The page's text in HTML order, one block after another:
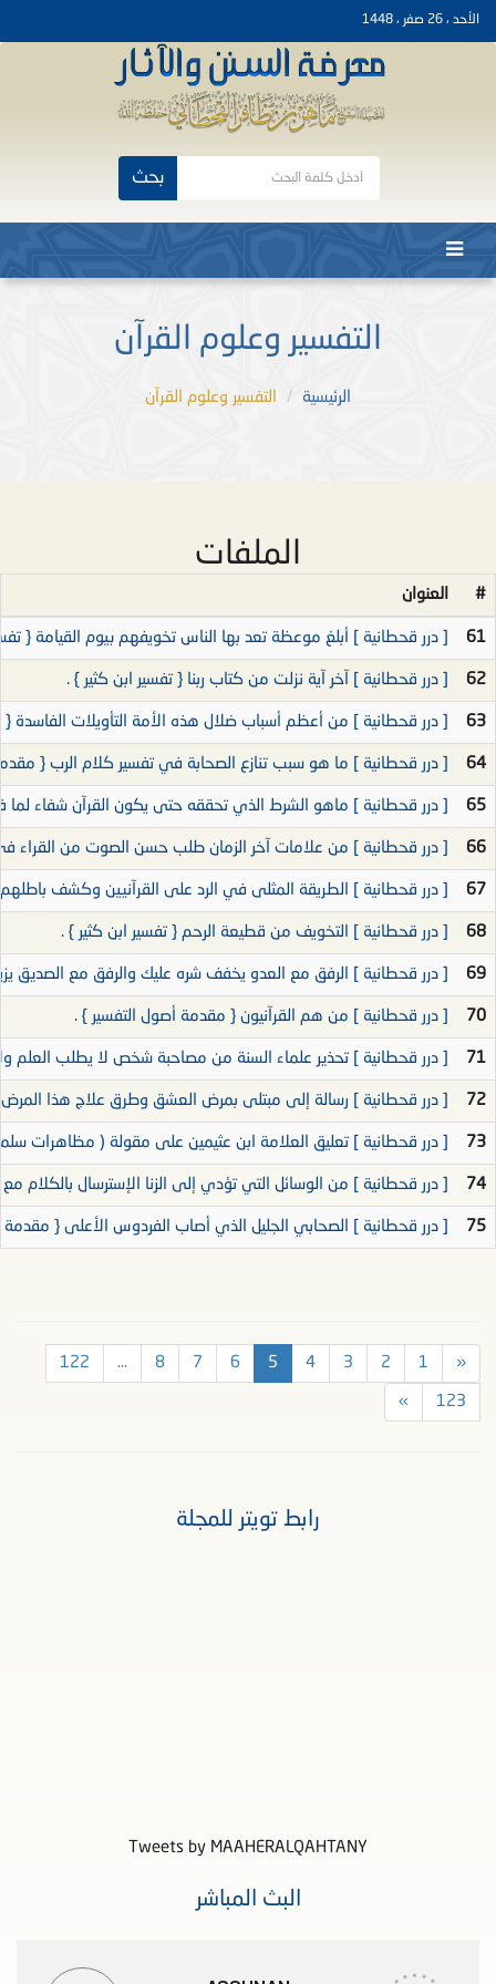
الأحد ، 26 صفر ، 1448
بحث
التفسير وعلوم القرآن
الرئيسية التفسير وعلوم القرآن
الملفات
# العنوان
61 [ درر قحطانية ] أبلغ موعظة تعد بها الناس تخويفهم بيوم القيامة {
62 [ درر قحطانية ] آخر آية نزلت من كتاب ربنا { تفسير ابن كثير } .
63 [ درر قحطانية ] من أعظم أسباب ضلال هذه الأمة التأويلات الفاسدة
64 [ درر قحطانية ] ما هو سبب تنازع الصحابة في تفسير كلام الرب {
65 [ درر قحطانية ] ماهو الشرط الذي تحققه حتى يكون القرآن شفاء
66 [ درر قحطانية ] من علامات آخر الزمان طلب حسن الصوت من القراء
67 [ درر قحطانية ] الطريقة المثلى في الرد على القرآنيين وكشف
68 [ درر قحطانية ] التخويف من قطيعة الرحم { تفسير ابن كثير } .
69 [ درر قحطانية ] الرفق مع العدو يخفف شره عليك والرفق مع الصديق
70 [ درر قحطانية ] من هم القرآنيون { مقدمة أصول التفسير } .
71 [ درر قحطانية ] تحذير علماء السنة من مصاحبة شخص لا يطلب العلم
72 [ درر قحطانية ] رسالة إلى مبتلى بمرض العشق وطرق علاج هذا
73 [ درر قحطانية ] تعليق العلامة ابن عثيمين على مقولة ( مظاهرات
74 [ درر قحطانية ] من الوسائل التي تؤدي إلى الزنا الإسترسال بالكلام
75 [ درر قحطانية ] الصحابي الجليل الذي أصاب الفردوس الأعلى { مقدمة
«
1
2
3
4
5
6
7
8
...
122
123
»
رابط تويتر للمجلة
Tweets by MAAHERALQAHTANY
البث المباشر